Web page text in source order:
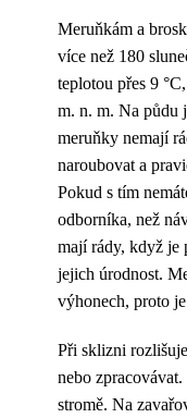
Meruňkám a
více než 180
teplotou přes 9
m. n. m. Na půdu
meruňky nemají
naroubovat a
Pokud s tím
odborníka, než
mají rády, když je
jejich úrodnost.
výhonech, proto
Při sklizni
nebo
stromě. Na